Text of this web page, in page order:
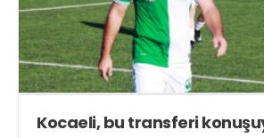
Kocaeli, bu transferi